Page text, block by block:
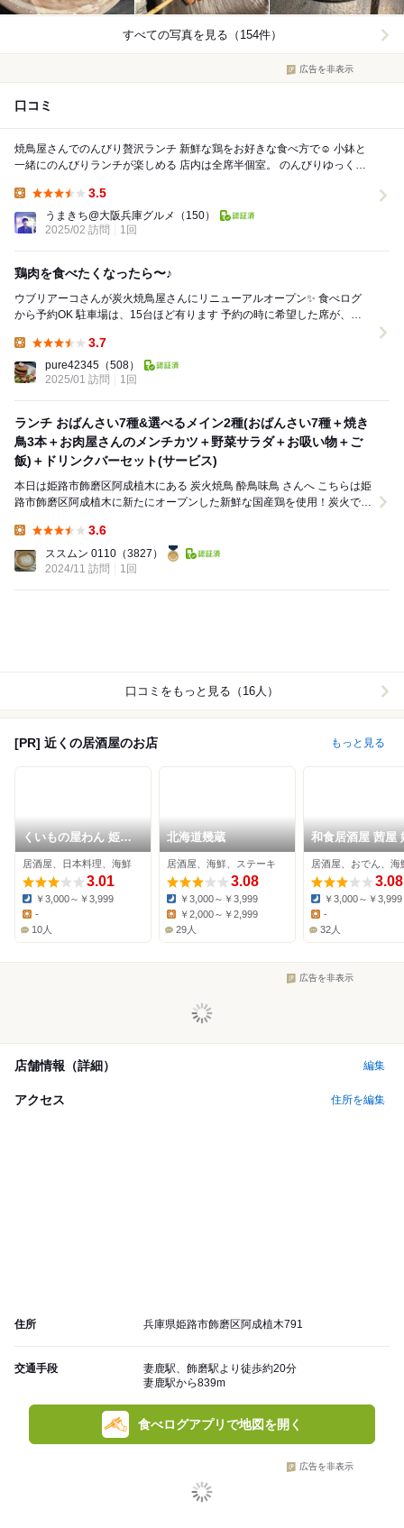
すべての写真を見る（154件）
広告を非表示
口コミ
焼鳥屋さんでのんびり贅沢ランチ 新鮮な鶏をお好きな食べ方で☺️ 小鉢と
一緒にのんびりランチが楽しめる 店内は全席半個室。 のんびりゆっくり
3.5
うまきち@大阪兵庫グルメ
（150）
2025/02 訪問
1回
鶏肉を食べたくなったら〜♪
ウブリアーコさんが炭火焼鳥屋さんにリニューアルオープン✨ 食べログ
から予約OK 駐車場は、15台ほど有ります 予約の時に希望した席が、難
3.7
pure42345 （508）
2025/01 訪問
1回
ランチ おばんさい7種&選べるメイン2種(おばんさい7種＋焼き
鳥3本＋お肉屋さんのメンチカツ＋野菜サラダ＋お吸い物＋ご
飯)＋ドリンクバーセット(サービス)
本日は姫路市飾磨区阿成植木にある 炭火焼鳥 酔鳥味鳥 さんへ こちらは姫
路市飾磨区阿成植木に新たにオープンした新鮮な国産鶏を使用！炭火で香
3.6
ススムン 0110 （3827）
2024/11 訪問
1回
口コミをもっと見る（16人）
[PR] 近くの居酒屋のお店 もっと見る
くいもの屋わん 姫路
店
居酒屋、日本料理、海鮮
3.01
Dinner:
￥3,000～￥3,999
Lunch:
-
10人
北海道幾蔵
居酒屋、海鮮、ステーキ
3.08
Dinner:
￥3,000～￥3,999
Lunch:
￥2,000～￥2,999
29人
和食居酒屋 茜屋
駅前店
居酒屋、おでん、海
3.08
Dinner:
￥3,000～￥3,999
Lunch:
-
32人
広告を非表示
店舗情報（詳細） 編集
アクセス 住所を編集
住所 兵庫県姫路市飾磨区阿成植木791
交通手段
妻鹿駅、飾磨駅より徒歩約20分
妻鹿駅から839m
食べログアプリで地図を開く
広告を非表示